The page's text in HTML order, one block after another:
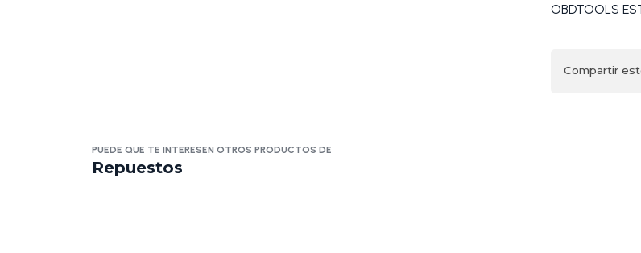
OBDTOOLS
Compartir
PUEDE QUE TE INTERESEN OTROS PRODUCTOS DE
Repuestos